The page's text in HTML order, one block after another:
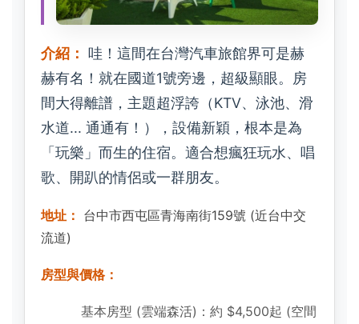
介紹： 哇！這間在台灣汽車旅館界可是赫
赫有名！就在國道1號旁邊，超級顯眼。房
間大得離譜，主題超浮誇（KTV、泳池、滑
水道... 通通有！），設備新穎，根本是為
「玩樂」而生的住宿。適合想瘋狂玩水、唱
歌、開趴的情侶或一群朋友。
地址： 台中市西屯區青海南街159號 (近台中交
流道)
房型與價格：
基本房型 (雲端森活)：約 $4,500起 (空間